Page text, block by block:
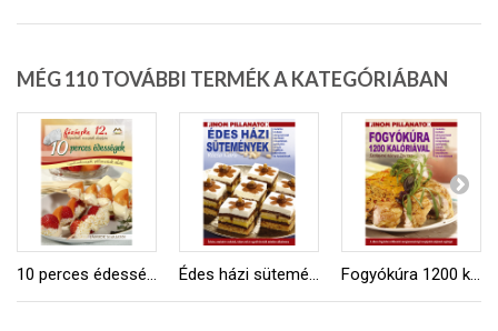
MÉG 110 TOVÁBBI TERMÉK A KATEGÓRIÁBAN
10 perces édességek Édes házi sütemények Fogyókúra 1200 kalóriával